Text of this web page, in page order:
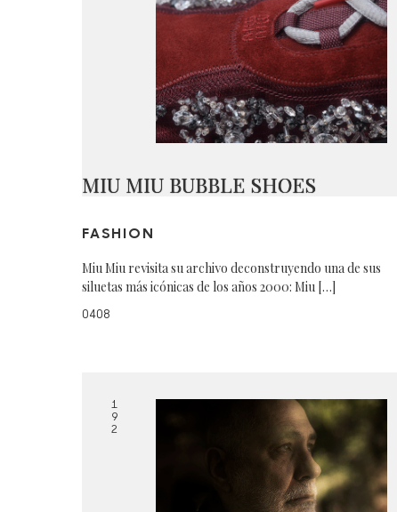
MIU MIU BUBBLE SHOES
FASHION
Miu Miu revisita su archivo deconstruyendo una de sus
siluetas más icónicas de los años 2000: Miu […]
0408
1
9
2